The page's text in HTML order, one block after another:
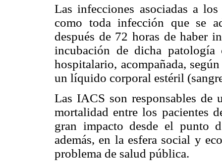
Las infecciones asociadas a
como toda infección que se
después de 72 horas de haber
incubación de dicha
hospitalario, acompañada,
un líquido corporal estéril
Las IACS son responsables de
mortalidad entre los pacientes
gran impacto desde el punto
además, en la esfera social y
problema de salud pública.